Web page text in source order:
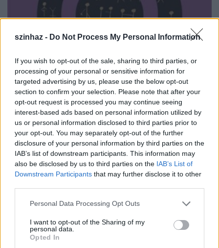
szinhaz - Do Not Process My Personal Information
If you wish to opt-out of the sale, sharing to third parties, or
processing of your personal or sensitive information for
targeted advertising by us, please use the below opt-out
section to confirm your selection. Please note that after your
opt-out request is processed you may continue seeing
interest-based ads based on personal information utilized by
us or personal information disclosed to third parties prior to
your opt-out. You may separately opt-out of the further
disclosure of your personal information by third parties on the
IAB’s list of downstream participants. This information may
also be disclosed by us to third parties on the IAB’s List of
Downstream Participants that may further disclose it to other
Please note that this website/app uses one or more Google
not limited to your visit or usage behaviour. You may click to
grant or deny consent to Google and its third-party tags to
use your data for below specified purposes in below Google
Personal Data Processing Opt Outs
I want to opt-out of the Sharing of my
personal data.
Opted In
A kortárs zenét, költészetet, képzőművészetet,
színházat, táncot ötvöző fesztiválra olyan
zenekarokat hívtak meg, amelynek tagjai egyben
képzőművészek is, így a koncertek vizuális
élményekkel, vetítéssel egészülnek ki - hangsúlyozta
NadraiRóbertprogramszervező.
A filmművészeti program keretében az avantgarde
korszak rövidfilmjeiből adnak válogatást, a